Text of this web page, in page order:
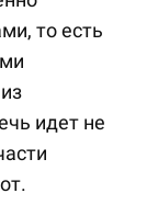
то есть
идет не